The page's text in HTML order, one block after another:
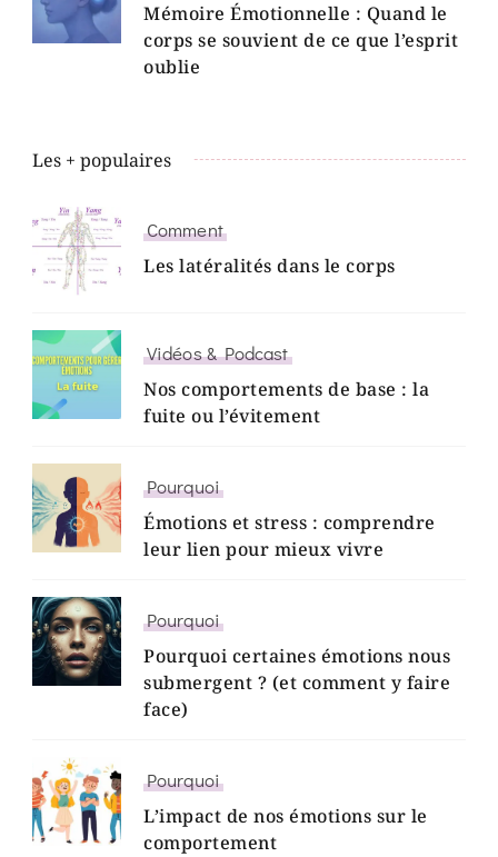
Mémoire Émotionnelle : Quand le
corps se souvient de ce que l’esprit
oublie
Les + populaires
Comment
Les latéralités dans le corps
Vidéos & Podcast
Nos comportements de base : la
fuite ou l’évitement
Pourquoi
Émotions et stress : comprendre
leur lien pour mieux vivre
Pourquoi
Pourquoi certaines émotions nous
submergent ? (et comment y faire
face)
Pourquoi
L’impact de nos émotions sur le
comportement